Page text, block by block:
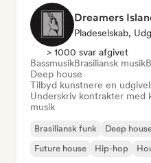
Dreamers
Pladeselskab,
> 1000 svar afgivet
BassmusikBrasiliansk musik
Deep house
Tilbyd kunstnere en
Underskriv kontrakter med
musik
Brasiliansk funk Deep
Future house
Hip-hop